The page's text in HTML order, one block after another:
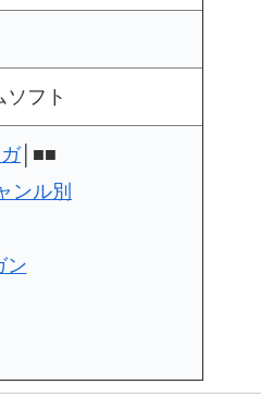
フト
│■■
ンル別
ン